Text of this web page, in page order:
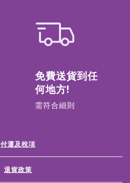
免費送貨到任
何地方!
需符合細則
付運及稅項
退貨政策